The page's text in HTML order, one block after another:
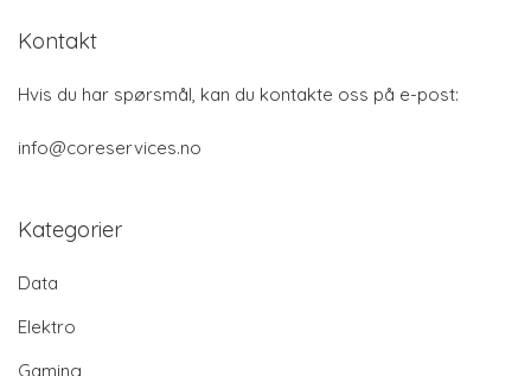
Kontakt
Hvis du har spørsmål, kan du kontakte oss på e-post:
info@coreservices.no
Kategorier
Data
Elektro
Gaming